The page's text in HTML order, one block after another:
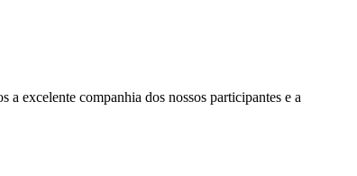
a excelente companhia dos nossos participantes e a